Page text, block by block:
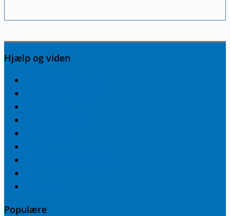
Hjælp og viden
Populære